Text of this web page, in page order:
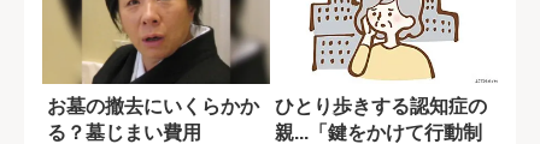
お墓の撤去にいくらかか
る？墓じまい費用
ひとり歩きする認知症の
親...「鍵をかけて行動制